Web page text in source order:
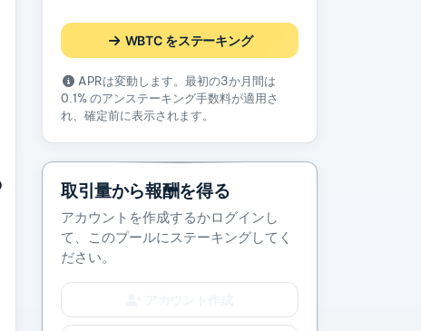
WBTC をステーキング
APRは変動します。最初の3か月間は
0.1% のアンステーキング手数料が適用さ
れ、確定前に表示されます。
取引量から報酬を得る
アカウントを作成するかログインし
て、このプールにステーキングしてく
ださい。